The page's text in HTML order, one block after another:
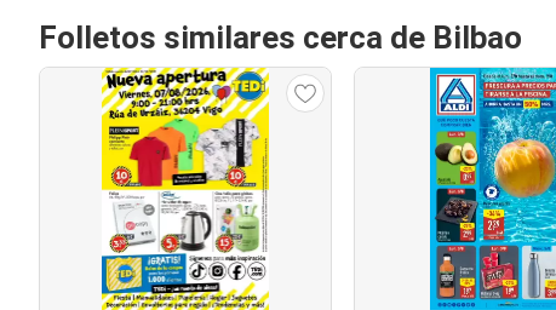
Folletos similares cerca de Bilbao